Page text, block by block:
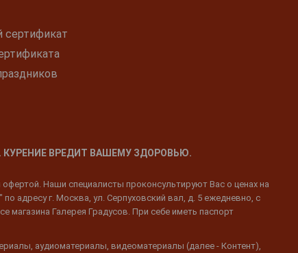
сертификат
ВРЕДИТ ВАШЕМУ ЗДОРОВЬЮ.
Наши специалисты проконсультируют Вас о ценах на
адресу г. Москва, ул. Серпуховский вал, д. 5 ежедневно, с
магазина Галерея Градусов. При себе иметь паспорт
аудиоматериалы, видеоматериалы (далее - Контент),